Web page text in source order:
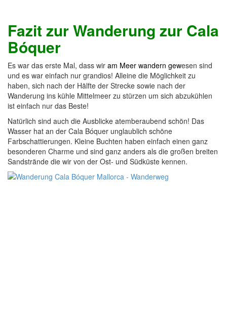
Fazit zur Wanderung zur Cala
Bóquer
Es war das erste Mal, dass wir am Meer wandern gewesen sind
und es war einfach nur grandios! Alleine die Möglichkeit zu
haben, sich nach der Hälfte der Strecke sowie nach der
Wanderung ins kühle Mittelmeer zu stürzen um sich abzukühlen
ist einfach nur das Beste!
Natürlich sind auch die Ausblicke atemberaubend schön! Das
Wasser hat an der Cala Bóquer unglaublich schöne
Farbschattierungen. Kleine Buchten haben einfach einen ganz
besonderen Charme und sind ganz anders als die großen breiten
Sandstrände die wir von der Ost- und Südküste kennen.